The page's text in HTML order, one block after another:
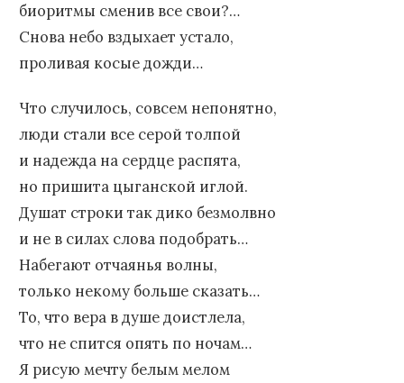
биоритмы сменив все свои?…
Снова небо вздыхает устало,
проливая косые дожди…
Что случилось, совсем непонятно,
люди стали все серой толпой
и надежда на сердце распята,
но пришита цыганской иглой.
Душат строки так дико безмолвно
и не в силах слова подобрать…
Набегают отчаянья волны,
только некому больше сказать…
То, что вера в душе доистлела,
что не спится опять по ночам…
Я рисую мечту белым мелом